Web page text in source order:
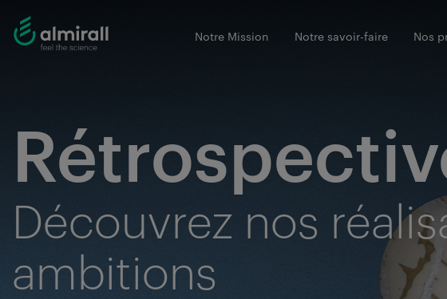
Notre Mission Notre savoir-faire Nos
Découvrez nos
ambitions